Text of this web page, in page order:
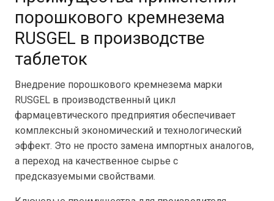
порошкового кремнезема
RUSGEL в производстве
таблеток
Внедрение порошкового кремнезема марки
RUSGEL в производственный цикл
фармацевтического предприятия обеспечивает
комплексный экономический и технологический
эффект. Это не просто замена импортных аналогов,
а переход на качественное сырье с
предсказуемыми свойствами.